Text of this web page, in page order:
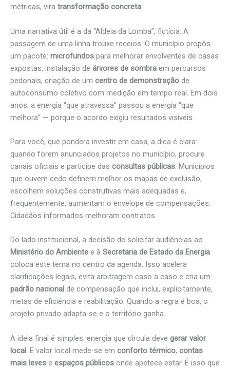
métricas, vira transformação concreta.
Uma narrativa útil é a da “Aldeia da Lomba”, fictícia. A
passagem de uma linha trouxe receios. O município propôs
um pacote: microfundos para melhorar envolventes de casas
expostas, instalação de árvores de sombra em percursos
pedonais, criação de um centro de demonstração de
autoconsumo coletivo com medição em tempo real. Em dois
anos, a energia “que atravessa” passou a energia “que
melhora” — porque o acordo exigiu resultados visíveis.
Para você, que pondera investir em casa, a dica é clara:
quando forem anunciados projetos no município, procure
canais oficiais e participe das consultas públicas. Municípios
que ouvem cedo definem melhor os mapas de exclusão,
escolhem soluções construtivas mais adequadas e,
frequentemente, aumentam o envelope de compensações.
Cidadãos informados melhoram contratos.
Do lado institucional, a decisão de solicitar audiências ao
Ministério do Ambiente e à Secretaria de Estado da Energia
coloca este tema no centro da agenda. Isso acelera
clarificações legais, evita arbitragem caso a caso e cria um
padrão nacional de compensação que inclui, explicitamente,
metas de eficiência e reabilitação. Quando a regra é boa, o
projeto privado adapta-se e o território ganha.
A ideia final é simples: energia que circula deve gerar valor
local. E valor local mede-se em conforto térmico, contas
mais leves e espaços públicos onde apetece estar. É isso que